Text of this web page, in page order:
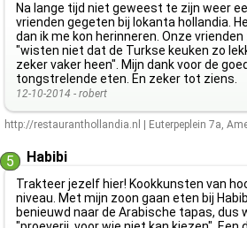
Na lange tijd niet geweest te zijn weer
vrienden gegeten bij lokanta hollandia.
dan ik me kon herinneren. Onze
"wisten niet dat de Turkse keuken zo
zeker vaker heen". Mijn dank voor de
tongstrelende eten. En zeker tot ziens.
12-10-2014 - robert
http://restauranthollandia.nl Euterpeplein 7a,
5 Habibi
Trakteer jezelf hier! Kookkunsten van
niveau. Met mijn zoon gaan eten bij
benieuwd naar de Arabische tapas, dus